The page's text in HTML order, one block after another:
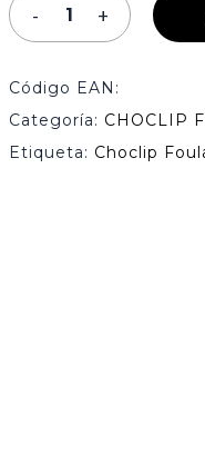
Código EAN:
Categoría: CHOCLIP
Etiqueta: Choclip